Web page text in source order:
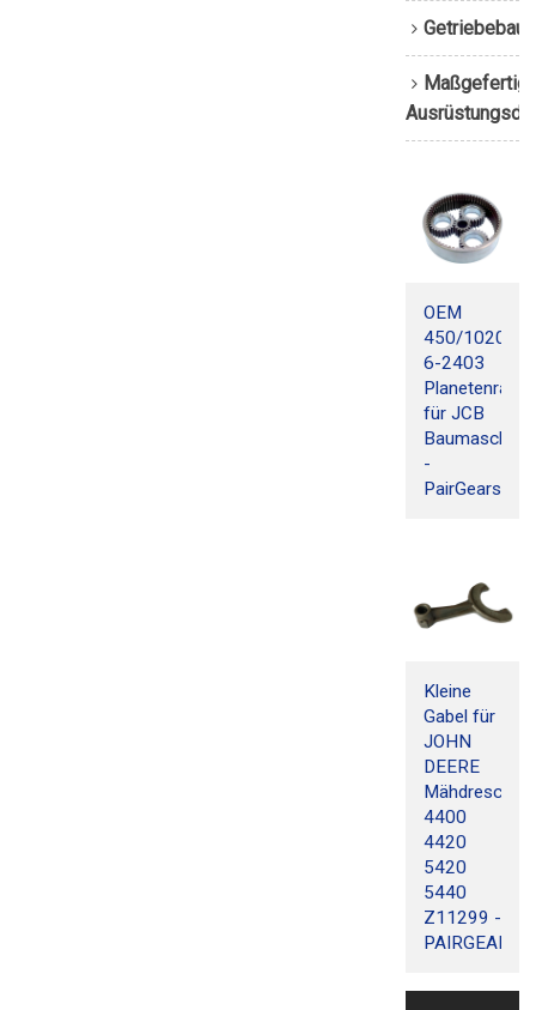
Getriebebau
OEM
450/10205-
6-2403
für JCB
-
PairGears
Kleine
Gabel für
JOHN
DEERE
Mähdrescher
4400
4420
5420
5440
Z11299 -
PAIRGEARS